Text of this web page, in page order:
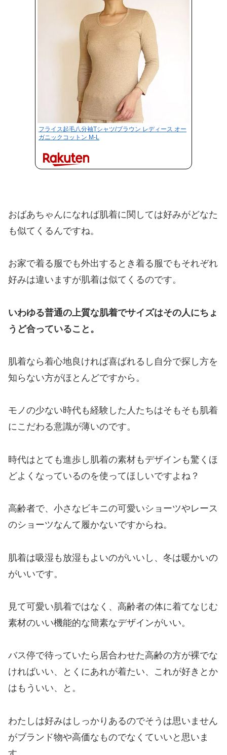
フライス起毛八分袖Tシャツ/ブラウン レディース オー
ガニックコットン M-L
おばあちゃんになれば肌着に関しては好みがどなた
も似てくるんですね。
お家で着る服でも外出するとき着る服でもそれぞれ
好みは違いますが肌着は似てくるのです。
いわゆる普通の上質な肌着でサイズはその人にちょ
うど合っていること。
肌着なら着心地良ければ喜ばれるし自分で探し方を
知らない方がほとんどですから。
モノの少ない時代も経験した人たちはそもそも肌着
にこだわる意識が薄いのです。
時代はとても進歩し肌着の素材もデザインも驚くほ
どよくなっているのを使ってほしいですよね？
高齢者で、小さなビキニの可愛いショーツやレース
のショーツなんて履かないですからね。
肌着は吸湿も放湿もよいのがいいし、冬は暖かいの
がいいです。
見て可愛い肌着ではなく、高齢者の体に着てなじむ
素材のいい機能的な簡素なデザインがいい。
バス停で待っていたら居合わせた高齢の方が裸でな
ければいい、とくにあれが着たい、これが好きとか
はもういい、と。
わたしは好みはしっかりあるのでそうは思いません
がブランド物や高価なものでなくていいと思いま